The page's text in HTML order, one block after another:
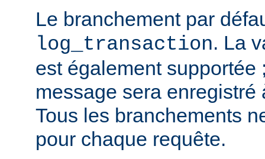
Le branchement par
log_transaction. La
est également supportée
message sera enregistré
Tous les branchements
pour chaque requête.